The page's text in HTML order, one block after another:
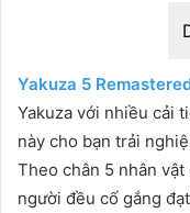
Yakuza 5
Yakuza với nhiều cải
này cho bạn trải
Theo chân 5 nhân
người đều cố gắng